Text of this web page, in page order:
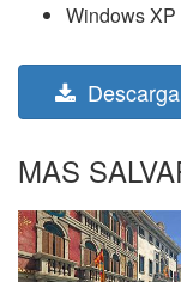
Windows
Descarga
MAS